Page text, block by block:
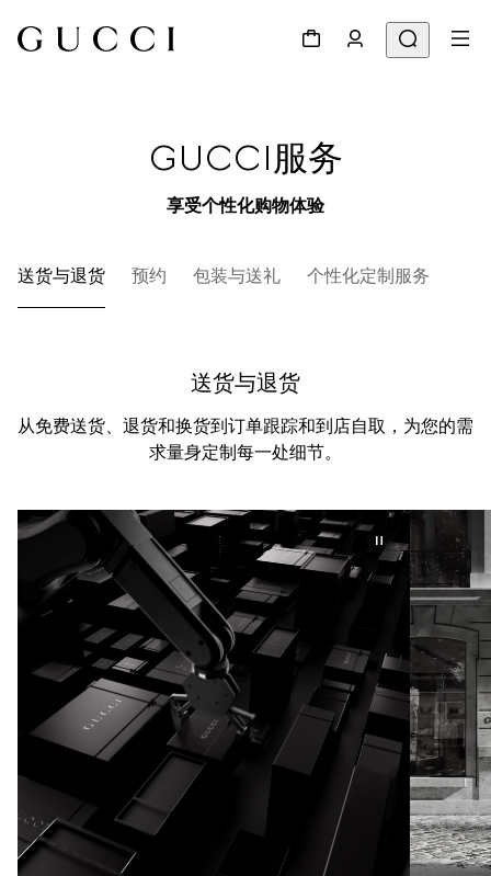
GUCCI服务
享受个性化购物体验
送货与退货 预约 包装与送礼 个性化定制服务
送货与退货
从免费送货、退货和换货到订单跟踪和到店自取，为您的需
求量身定制每一处细节。